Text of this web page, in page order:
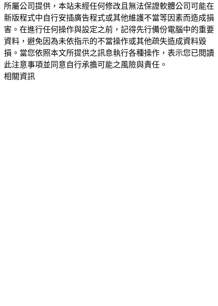
所屬公司提供，本站未經任何修改且無法保證軟體公司可能在
新版程式中自行安插廣告程式或其他維護不當等因素而造成損
害。在進行任何操作與設定之前，記得先行備份電腦中的重要
資料，避免因為未依指示的不當操作或其他疏失造成資料毀
損。當您依照本文所提供之訊息執行各種操作，表示您已閱讀
此注意事項並同意自行承擔可能之風險與責任。
相關資訊